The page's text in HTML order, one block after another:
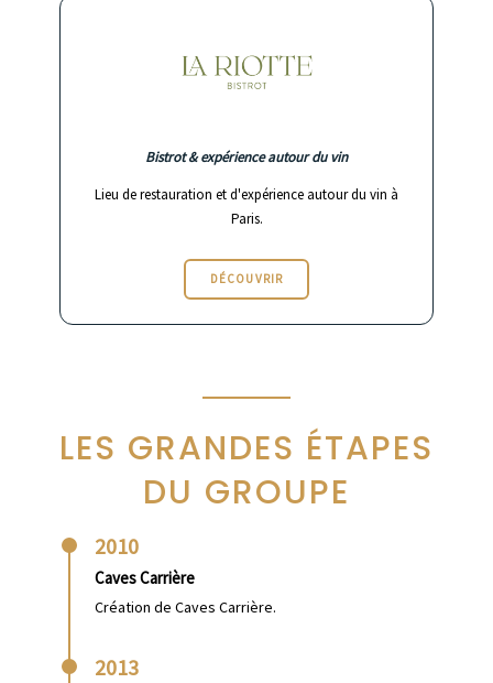
Bistrot & expérience autour du vin
Lieu de restauration et d'expérience autour du vin à
Paris.
DÉCOUVRIR
LES GRANDES ÉTAPES
DU GROUPE
2010
Caves Carrière
Création de Caves Carrière.
2013